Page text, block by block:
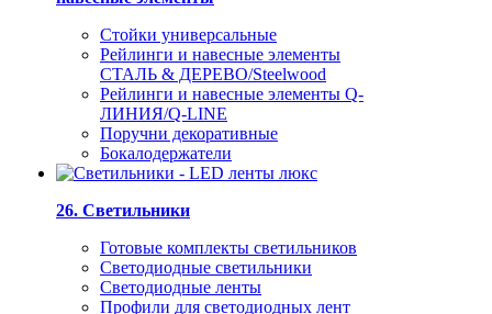
Стойки универсальные
Рейлинги и навесные элементы
СТАЛЬ & ДЕРЕВО/Steelwood
Рейлинги и навесные элементы Q-
ЛИНИЯ/Q-LINE
Поручни декоративные
Бокалодержатели
26. Светильники
Готовые комплекты светильников
Светодиодные светильники
Светодиодные ленты
Профили для светодиодных лент